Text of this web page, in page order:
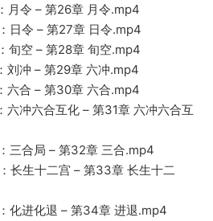
月令 – 第26章 月令.mp4
日令 – 第27章 日令.mp4
旬空 – 第28章 旬空.mp4
刘冲 – 第29章 六冲.mp4
六合 – 第30章 六合.mp4
六冲六合互化 – 第31章 六冲六合互
三合局 – 第32章 三合.mp4
长生十二宫 – 第33章 长生十二
化进化退 – 第34章 进退.mp4